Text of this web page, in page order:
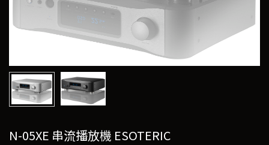
N-05XE 串流播放機 ESOTERIC